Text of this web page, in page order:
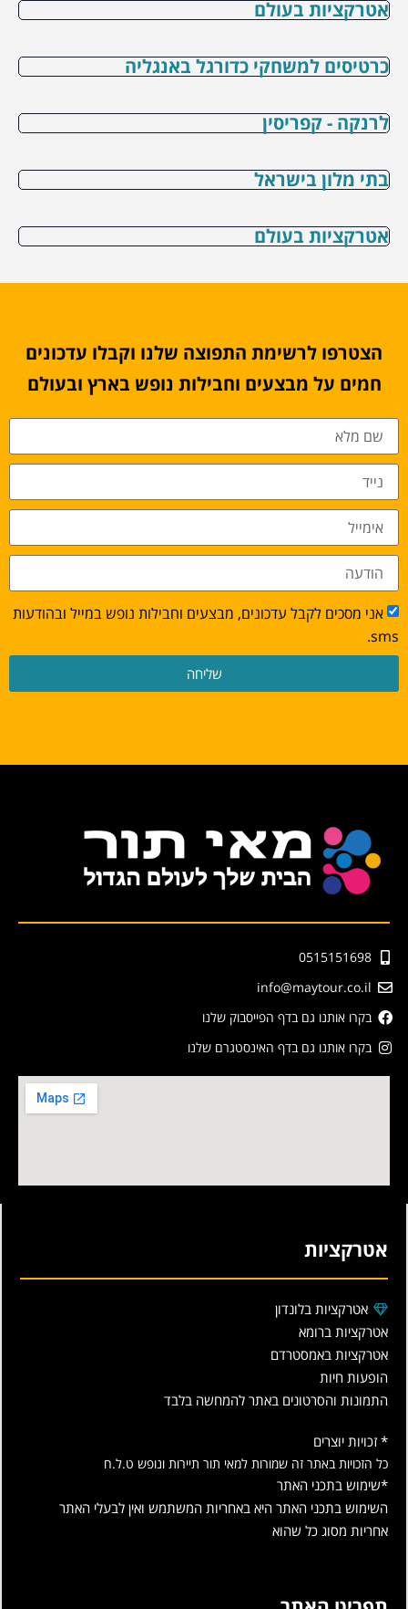
אטרקציות בעולם
כרטיסים למשחקי כדורגל באנגליה
לרנקה - קפריסין
בתי מלון בישראל
אטרקציות בעולם
הצטרפו לרשימת התפוצה שלנו וקבלו עדכונים
חמים על מבצעים וחבילות נופש בארץ ובעולם
אני מסכים לקבל עדכונים, מבצעים וחבילות נופש במייל ובהודעות
sms.
שליחה
0515151698
info@maytour.co.il
בקרו אותנו גם בדף הפייסבוק שלנו
בקרו אותנו גם בדף האינסטגרם שלנו
אטרקציות
אטרקציות בלונדון
אטרקציות ברומא
אטרקציות באמסטרדם
הופעות חיות
התמונות והסרטונים באתר להמחשה בלבד
* זכויות יוצרים
כל הזכויות באתר זה שמורות למאי תור תיירות ונופש ט.ל.ח
*שימוש בתכני האתר
השימוש בתכני האתר היא באחריות המשתמש ואין לבעלי האתר
אחריות מסוג כל שהוא